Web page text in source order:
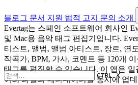
블로그 문서 지원 법적 고지 문의 소개
CTRL K
Evertag는 스페인 소프트웨어 회사인
및 Mac용 음악 태그 편집기입니다.
티스트, 앨범, 앨범 아티스트, 장르, 연
작곡가, BPM, 가사, 코멘트 등 120개
태그를 편집할 수 있습니다. 이 앱은
여러 파일의 메타데이터를 동시에 업